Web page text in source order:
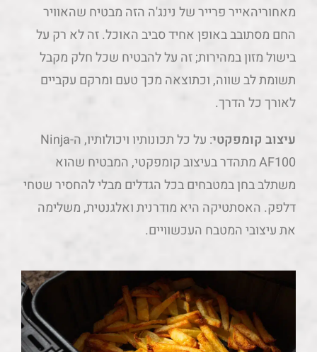
מאחוריהאייר פרייר של נינג'ה הזה מבטיח שהאוויר
החם מסתובב באופן אחיד סביב האוכל. זה לא רק על
בישול מזון במהירות; זה על להבטיח שכל חלק מקבל
תשומת לב שווה, וכתוצאה מכך טעם ומרקם עקביים
לאורך כל הדרך.
עיצוב קומפקטי
: על כל תכונותיו ויכולותיו, ה-Ninja
AF100 מתהדר בעיצוב קומפקטי, המבטיח שהוא
משתלב בחן במטבחים בכל הגדלים מבלי להחסיר שטחי
דלפק. האסתטיקה היא מודרנית ואלגנטית, משלימה
את עיצובי המטבח העכשוויים.